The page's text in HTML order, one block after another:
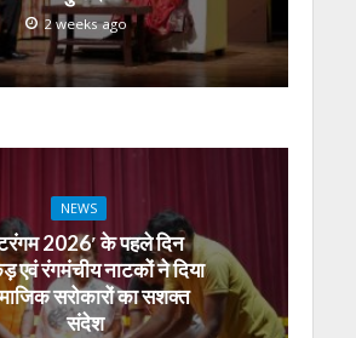
2 weeks ago
NEWS
2026′ के पहले दिन
एवं रंगमंचीय नाटकों ने दिया
सरोकारों का सशक्त
संदेश